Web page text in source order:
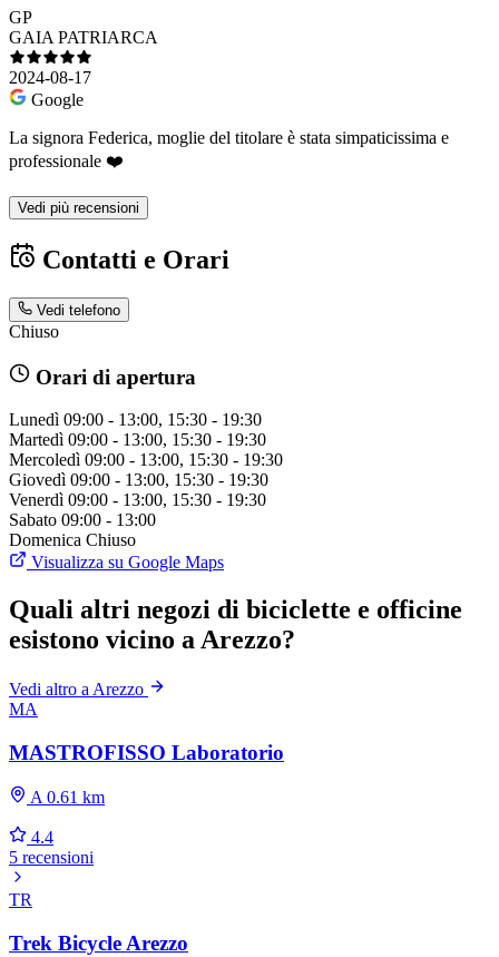
GP
GAIA PATRIARCA
2024-08-17
Google
La signora Federica, moglie del titolare è stata simpaticissima e
professionale ❤️
Vedi più recensioni
Contatti e Orari
Vedi telefono
Chiuso
Orari di apertura
Lunedì 09:00 - 13:00, 15:30 - 19:30
Martedì 09:00 - 13:00, 15:30 - 19:30
Mercoledì 09:00 - 13:00, 15:30 - 19:30
Giovedì 09:00 - 13:00, 15:30 - 19:30
Venerdì 09:00 - 13:00, 15:30 - 19:30
Sabato 09:00 - 13:00
Domenica Chiuso
Visualizza su Google Maps
Quali altri negozi di biciclette e officine
esistono vicino a Arezzo?
Vedi altro a Arezzo
MA
MASTROFISSO Laboratorio
A 0.61 km
4.4
5 recensioni
TR
Trek Bicycle Arezzo